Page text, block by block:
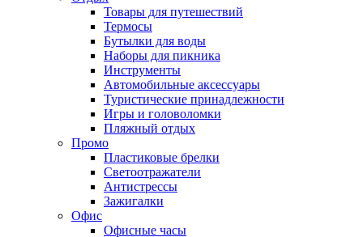
Товары для путешествий
Термосы
Бутылки для воды
Наборы для пикника
Инструменты
Автомобильные аксессуары
Туристические принадлежности
Игры и головоломки
Пляжный отдых
Промо
Пластиковые брелки
Светоотражатели
Антистрессы
Зажигалки
Офис
Офисные часы